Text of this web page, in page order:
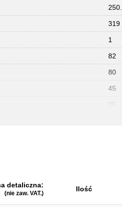
319
1
82
80
45
25
detaliczna:
(nie zaw. VAT.)
Ilość